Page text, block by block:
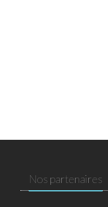
Nos partenaires